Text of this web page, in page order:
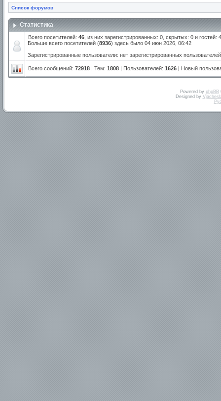
Список форумов
Статистика
Всего посетителей: 46 , из них зарегистрированных: 0, скрытых: 0 и
Больше всего посетителей (8936) здесь было 04 июн 2026, 06:42
Зарегистрированные пользователи: нет зарегистрированных пользователей
Всего сообщений: 72918 | Тем: 1808 | Пользователей: 1626 | Новый
Powered by phpBB
Designed by